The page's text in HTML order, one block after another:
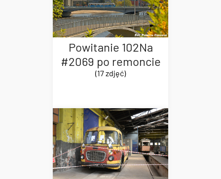
Powitanie 102Na
#2069 po remoncie
(17 zdjęć)